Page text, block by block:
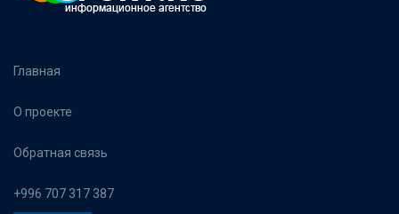
Главная
О проекте
Обратная связь
+996 707 317 387